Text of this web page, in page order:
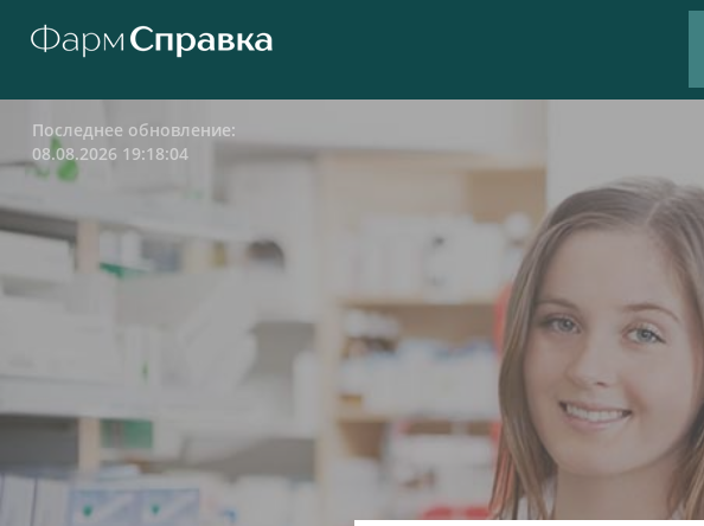
Последнее обновление:
08.08.2026 19:18:04